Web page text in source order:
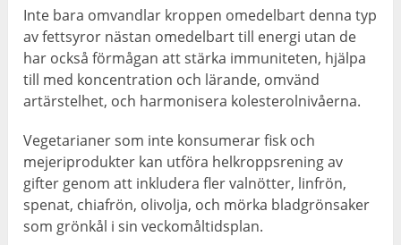
Inte bara omvandlar kroppen omedelbart denna typ
av fettsyror nästan omedelbart till energi utan de
har också förmågan att stärka immuniteten, hjälpa
till med koncentration och lärande, omvänd
artärstelhet, och harmonisera kolesterolnivåerna.
Vegetarianer som inte konsumerar fisk och
mejeriprodukter kan utföra helkroppsrening av
gifter genom att inkludera fler valnötter, linfrön,
spenat, chiafrön, olivolja, och mörka bladgrönsaker
som grönkål i sin veckomåltidsplan.